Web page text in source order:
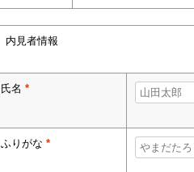
内見者情報
氏名 *
ふりがな *